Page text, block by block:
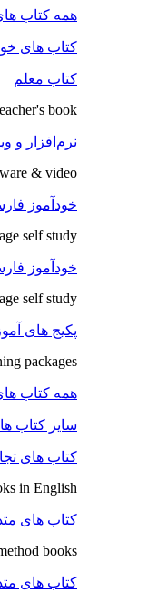
همه کتاب
کتاب های
کتاب معلم
book
نرم‌افزار و
& video
خودآموز
self study
خودآموز
self study
پکیج های
packages
همه کتاب
سایر کتاب
کتاب های
in English
کتاب های
books
کتاب های